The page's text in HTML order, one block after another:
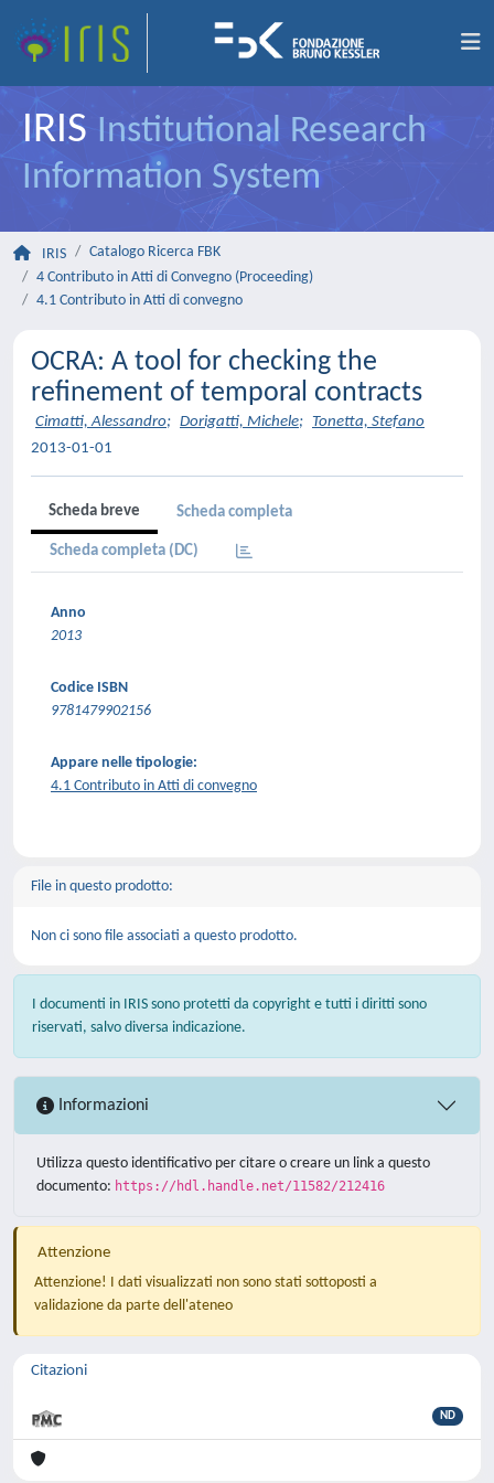
IRIS Institutional Research
Information System
IRIS
Catalogo Ricerca FBK
4 Contributo in Atti di Convegno (Proceeding)
4.1 Contributo in Atti di convegno
OCRA: A tool for checking the
refinement of temporal contracts
Cimatti, Alessandro; Dorigatti, Michele; Tonetta, Stefano
2013-01-01
Scheda breve Scheda completa
Scheda completa (DC)
Anno
2013
Codice ISBN
9781479902156
Appare nelle tipologie:
4.1 Contributo in Atti di convegno
File in questo prodotto:
Non ci sono file associati a questo prodotto.
I documenti in IRIS sono protetti da copyright e tutti i diritti sono
riservati, salvo diversa indicazione.
Informazioni
Utilizza questo identificativo per citare o creare un link a questo
documento: https://hdl.handle.net/11582/212416
Attenzione
Attenzione! I dati visualizzati non sono stati sottoposti a
validazione da parte dell'ateneo
Citazioni
ND